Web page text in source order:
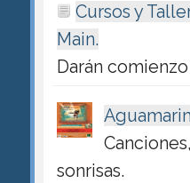
Cursos y
Main.
Darán
sonrisas.